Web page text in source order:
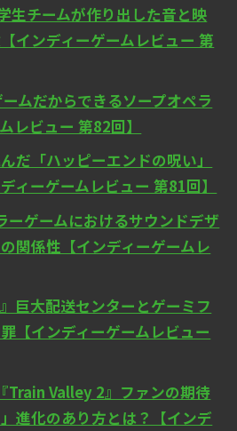
生チームが作り出した音と映
インディーゲームレビュー 第
ムだからできるソープオペラ
レビュー 第82回】
だ「ハッピーエンドの呪い」
ィーゲームレビュー 第81回】
ーゲームにおけるサウンドデザ
関係性【インディーゲームレ
巨大配送センターとゲーミフ
【インディーゲームレビュー
Train Valley 2』ファンの期待
進化のあり方とは？【インデ